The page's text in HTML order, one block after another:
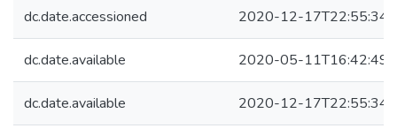
dc.date.accessioned 2020-12-17T22:55:34Z
dc.date.available 2020-05-11T16:42:49Z
dc.date.available 2020-12-17T22:55:34Z